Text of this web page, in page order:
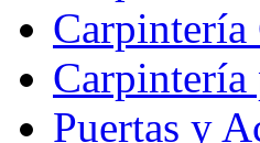
Carpintería
Carpintería
Puertas y